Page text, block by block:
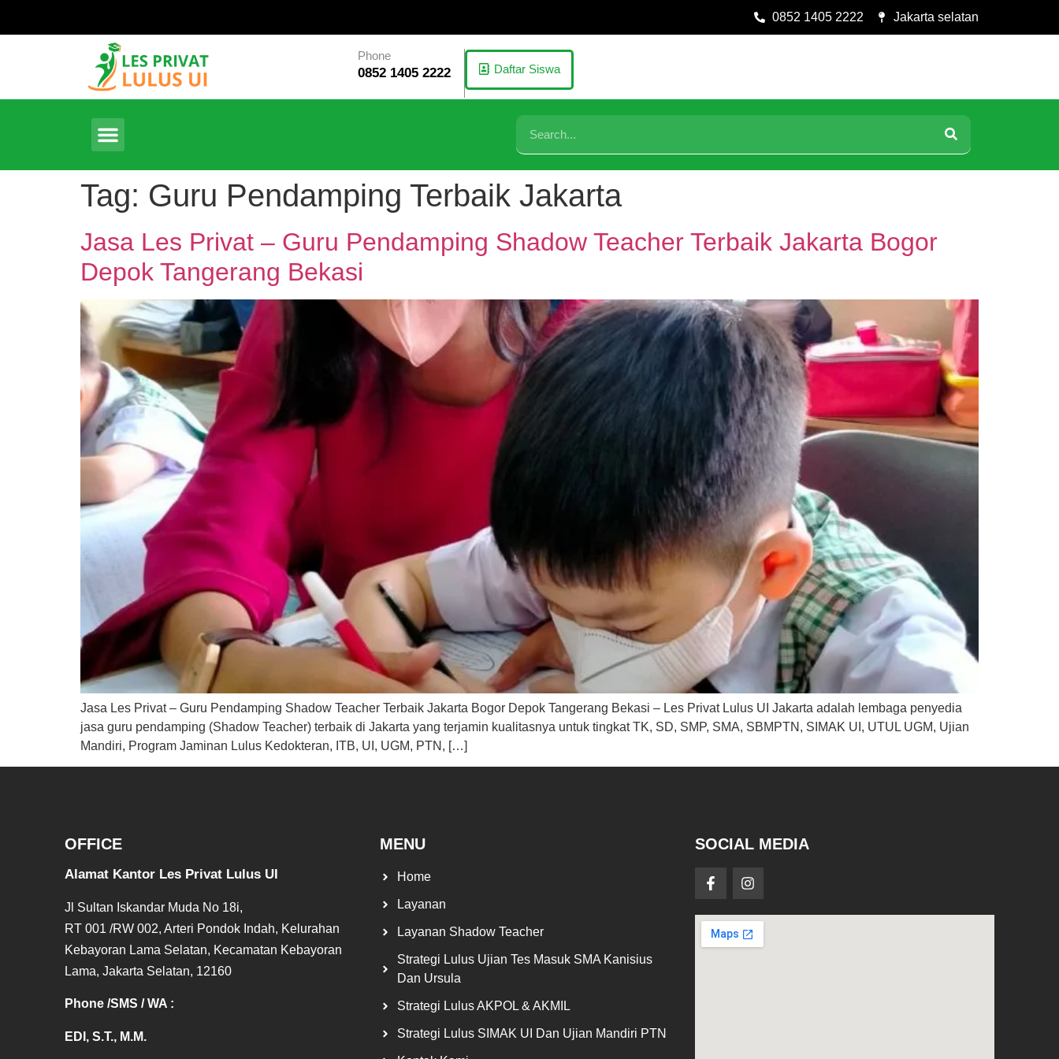
0852 1405 2222 Jakarta selatan
Phone
0852 1405 2222 Daftar Siswa
Tag: Guru Pendamping Terbaik Jakarta
Jasa Les Privat – Guru Pendamping Shadow Teacher Terbaik Jakarta Bogor
Depok Tangerang Bekasi
Jasa Les Privat – Guru Pendamping Shadow Teacher Terbaik Jakarta Bogor Depok Tangerang Bekasi – Les Privat Lulus UI Jakarta adalah lembaga penyedia
jasa guru pendamping (Shadow Teacher) terbaik di Jakarta yang terjamin kualitasnya untuk tingkat TK, SD, SMP, SMA, SBMPTN, SIMAK UI, UTUL UGM, Ujian
Mandiri, Program Jaminan Lulus Kedokteran, ITB, UI, UGM, PTN, […]
OFFICE
Alamat Kantor Les Privat Lulus UI
Jl Sultan Iskandar Muda No 18i,
RT 001 /RW 002, Arteri Pondok Indah, Kelurahan
Kebayoran Lama Selatan, Kecamatan Kebayoran
Lama, Jakarta Selatan, 12160
Phone /SMS / WA :
EDI, S.T., M.M.
MENU
Home
Layanan
Layanan Shadow Teacher
Strategi Lulus Ujian Tes Masuk SMA Kanisius
Dan Ursula
Strategi Lulus AKPOL & AKMIL
Strategi Lulus SIMAK UI Dan Ujian Mandiri PTN
SOCIAL MEDIA